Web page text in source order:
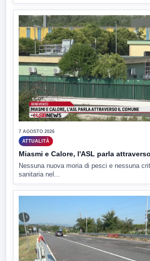
7 AGOSTO 2026
ATTUALITÀ
Miasmi e Calore, l'ASL parla
Nessuna nuova moria di pesci e nessuna
sanitaria nel...